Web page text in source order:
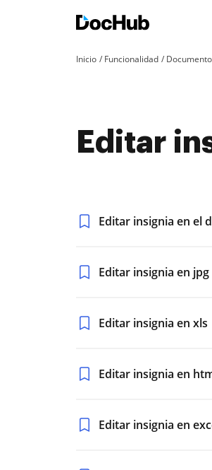
Inicio Funcionalidad
Editar
Editar insignia en el
Editar insignia en jpg
Editar insignia en xls
Editar insignia en
Editar insignia en